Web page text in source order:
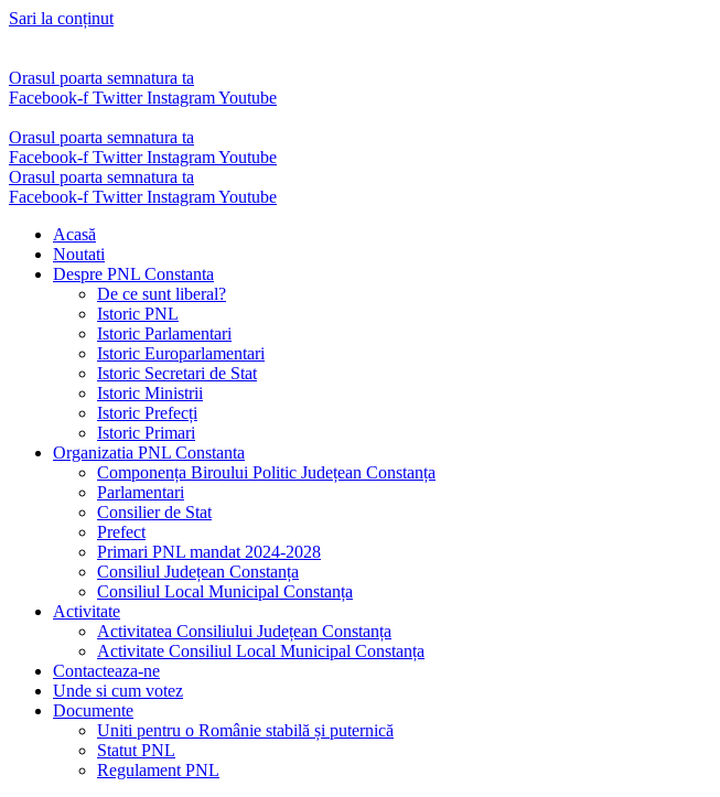
Sari la conținut
Orasul poarta semnatura ta
Facebook-f Twitter InstagramYoutube
Orasul poarta semnatura ta
Facebook-f Twitter InstagramYoutube
Orasul poarta semnatura ta
Facebook-f Twitter InstagramYoutube
Acasă
Noutati
Despre PNL Constanta
De ce sunt liberal?
Istoric PNL
Istoric Parlamentari
Istoric Europarlamentari
Istoric Secretari de Stat
Istoric Ministrii
Istoric Prefecți
Istoric Primari
Organizatia PNL Constanta
Componența Biroului Politic Județean Constanța
Parlamentari
Consilier de Stat
Prefect
Primari PNL mandat 2024-2028
Consiliul Județean Constanța
Consiliul Local Municipal Constanța
Activitate
Activitatea Consiliului Județean Constanța
Activitate Consiliul Local Municipal Constanța
Contacteaza-ne
Unde si cum votez
Documente
Uniti pentru o Românie stabilă și puternică
Statut PNL
Regulament PNL